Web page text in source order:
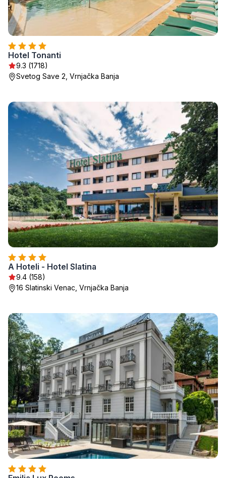
Hotel Tonanti
9.3 (1718)
Svetog Save 2, Vrnjačka Banja
A Hoteli - Hotel Slatina
9.4 (158)
16 Slatinski Venac, Vrnjačka Banja